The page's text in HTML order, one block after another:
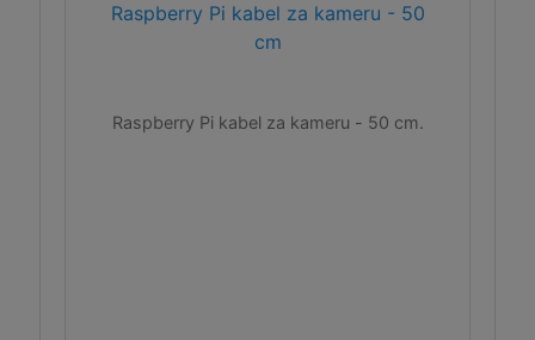
Raspberry Pi kabel za kameru - 50
cm
Raspberry Pi kabel za kameru - 50 cm.